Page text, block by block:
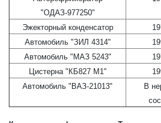
"ОДАЗ-977250"
Эжекторный конденсатор
Автомобиль "ЗИЛ 4314"
Автомобиль "МАЗ 5243"
Цистерна "КБ827 М1"
Автомобиль "ВАЗ-21013"
В